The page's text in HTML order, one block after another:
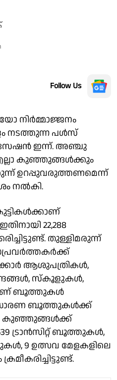
Follow Us
നിർമ്മാജ്ജനം
നടത്തുന്ന പള്‍സ്
ഇന്ന്. അഞ്ചു
കുഞ്ഞുങ്ങള്‍ക്കും
ഉറപ്പുവരുത്തണമെന്ന്
നൽകി.
22,288
തുള്ളിമരുന്ന്
ആശുപത്രികള്‍,
സ്കൂളുകള്‍,
ബൂത്തുകള്‍
സാധാരണ ബൂത്തുകള്‍ക്ക്
കുഞ്ഞുങ്ങള്‍ക്ക്
ട്രാന്‍സിറ്റ് ബൂത്തുകള്‍,
9 ഉത്സവ മേളകളിലെ